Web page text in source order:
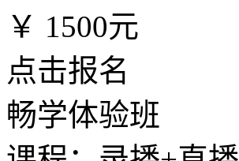
￥ 1500元
点击报名
畅学体验班